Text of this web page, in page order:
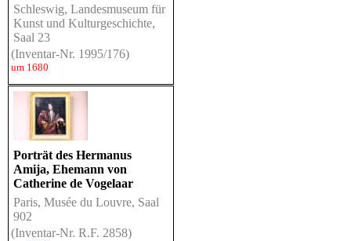
Schleswig, Landesmuseum für
Kunst und Kulturgeschichte,
Saal 23
(Inventar-Nr. 1995/176)
um 1680
Porträt des Hermanus
Amija, Ehemann von
Catherine de Vogelaar
Paris, Musée du Louvre, Saal
902
(Inventar-Nr. R.F. 2858)